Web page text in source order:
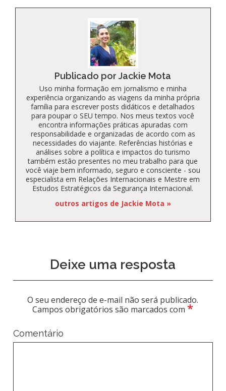
Publicado por Jackie Mota
Uso minha formação em jornalismo e minha
experiência organizando as viagens da minha própria
família para escrever posts didáticos e detalhados
para poupar o SEU tempo. Nos meus textos você
encontra informações práticas apuradas com
responsabilidade e organizadas de acordo com as
necessidades do viajante. Referências histórias e
análises sobre a política e impactos do turismo
também estão presentes no meu trabalho para que
você viaje bem informado, seguro e consciente - sou
especialista em Relações Internacionais e Mestre em
Estudos Estratégicos da Segurança Internacional.
outros artigos de Jackie Mota »
Deixe uma resposta
O seu endereço de e-mail não será publicado.
Campos obrigatórios são marcados com*
Comentário